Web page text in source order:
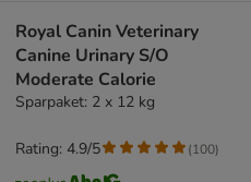
Royal Canin Veterinary
Canine Urinary S/O
Moderate Calorie
Sparpaket: 2 x 12 kg
Rating: 4.9/5 (100)